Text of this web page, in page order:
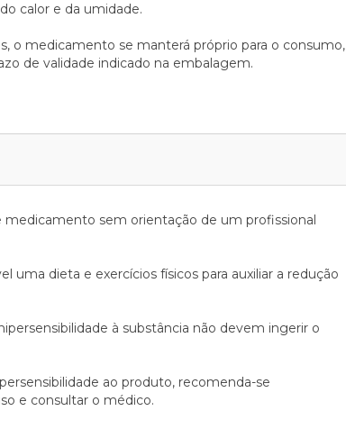
calor e da umidade.
o medicamento se manterá próprio para o consumo,
de validade indicado na embalagem.
medicamento sem orientação de um profissional
uma dieta e exercícios físicos para auxiliar a redução
à substância não devem ingerir o
ao produto, recomenda-se
e consultar o médico.